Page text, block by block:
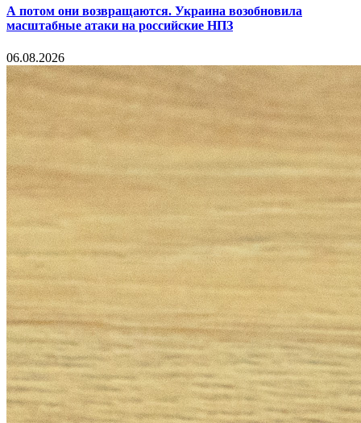
А потом они возвращаются. Украина возобновила
масштабные атаки на российские НПЗ
06.08.2026